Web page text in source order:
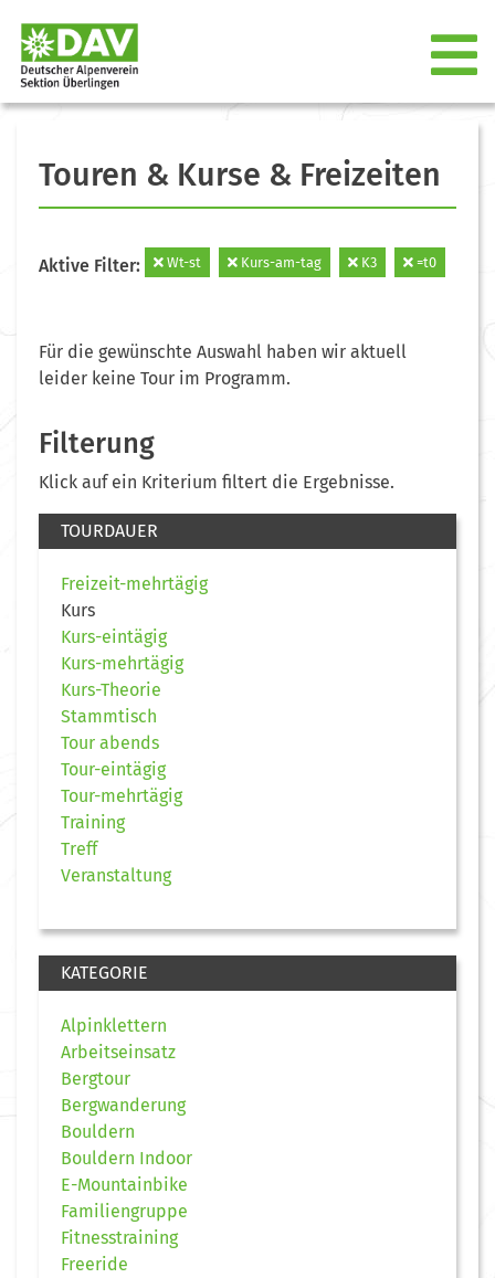
Touren & Kurse & Freizeiten
Aktive Filter: Wt-st Kurs-am-tag K3 =t0
Für die gewünschte Auswahl haben wir aktuell
leider keine Tour im Programm.
Filterung
Klick auf ein Kriterium filtert die Ergebnisse.
TOURDAUER
Freizeit-mehrtägig
Kurs
Kurs-eintägig
Kurs-mehrtägig
Kurs-Theorie
Stammtisch
Tour abends
Tour-eintägig
Tour-mehrtägig
Training
Treff
Veranstaltung
KATEGORIE
Alpinklettern
Arbeitseinsatz
Bergtour
Bergwanderung
Bouldern
Bouldern Indoor
E-Mountainbike
Familiengruppe
Fitnesstraining
Freeride